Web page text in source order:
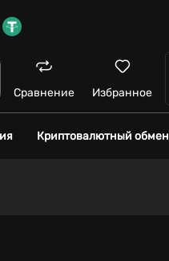
Сравнение Избранное
Криптовалютный обмен